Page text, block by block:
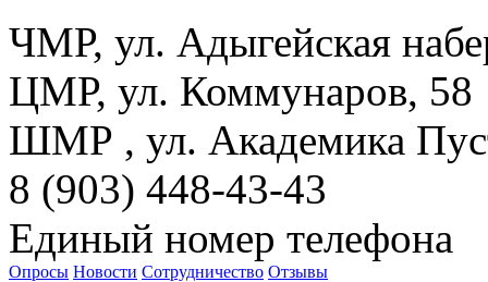
ЧМР, ул. Адыгейская
ЦМР, ул. Коммунаров, 58
ШМР , ул. Академика
8 (903) 448-43-43
Единый номер телефона
Опросы Новости Сотрудничество Отзывы